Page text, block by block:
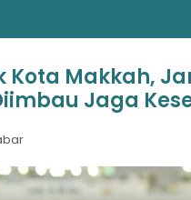
Kota Makkah,
Jaga